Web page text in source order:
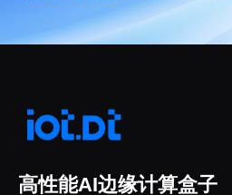
高性能AI边缘计算盒子